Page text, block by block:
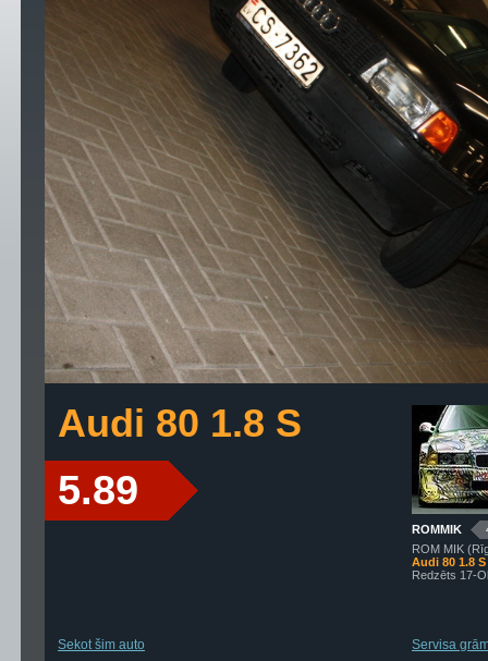
Audi 80 1.8 S
5.89
Sekot šim auto
ROMMIK
ROM MIK
Audi 80 1.8 S
Redzēts 17-
Servisa